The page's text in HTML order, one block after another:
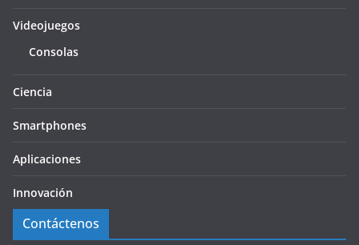
Videojuegos
Consolas
Ciencia
Smartphones
Aplicaciones
Innovación
Contáctenos